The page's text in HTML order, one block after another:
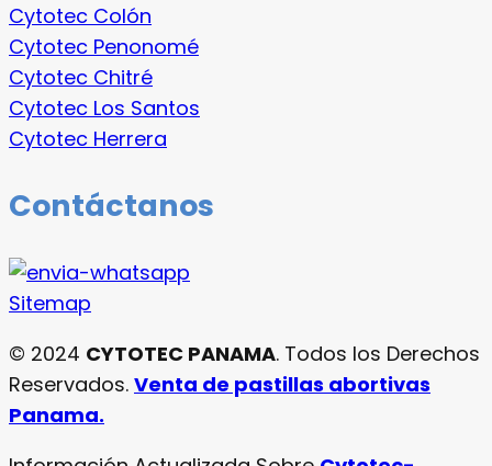
Cytotec Colón
Cytotec Penonomé
Cytotec Chitré
Cytotec Los Santos
Cytotec Herrera
Contáctanos
Sitemap
© 2024 CYTOTEC PANAMA. Todos los Derechos
Reservados. Venta de pastillas abortivas
Panama.